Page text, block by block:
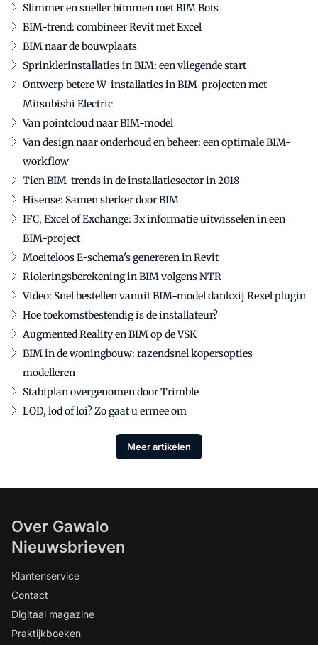
Slimmer en sneller bimmen met BIM Bots
BIM-trend: combineer Revit met Excel
BIM naar de bouwplaats
Sprinklerinstallaties in BIM: een vliegende start
Ontwerp betere W-installaties in BIM-projecten met
Mitsubishi Electric
Van pointcloud naar BIM-model
Van design naar onderhoud en beheer: een optimale BIM-
workflow
Tien BIM-trends in de installatiesector in 2018
Hisense: Samen sterker door BIM
IFC, Excel of Exchange: 3x informatie uitwisselen in een
BIM-project
Moeiteloos E-schema's genereren in Revit
Rioleringsberekening in BIM volgens NTR
Video: Snel bestellen vanuit BIM-model dankzij Rexel plugin
Hoe toekomstbestendig is de installateur?
Augmented Reality en BIM op de VSK
BIM in de woningbouw: razendsnel kopersopties
modelleren
Stabiplan overgenomen door Trimble
LOD, lod of loi? Zo gaat u ermee om
Meer artikelen
Over Gawalo
Nieuwsbrieven
Klantenservice
Contact
Digitaal magazine
Praktijkboeken